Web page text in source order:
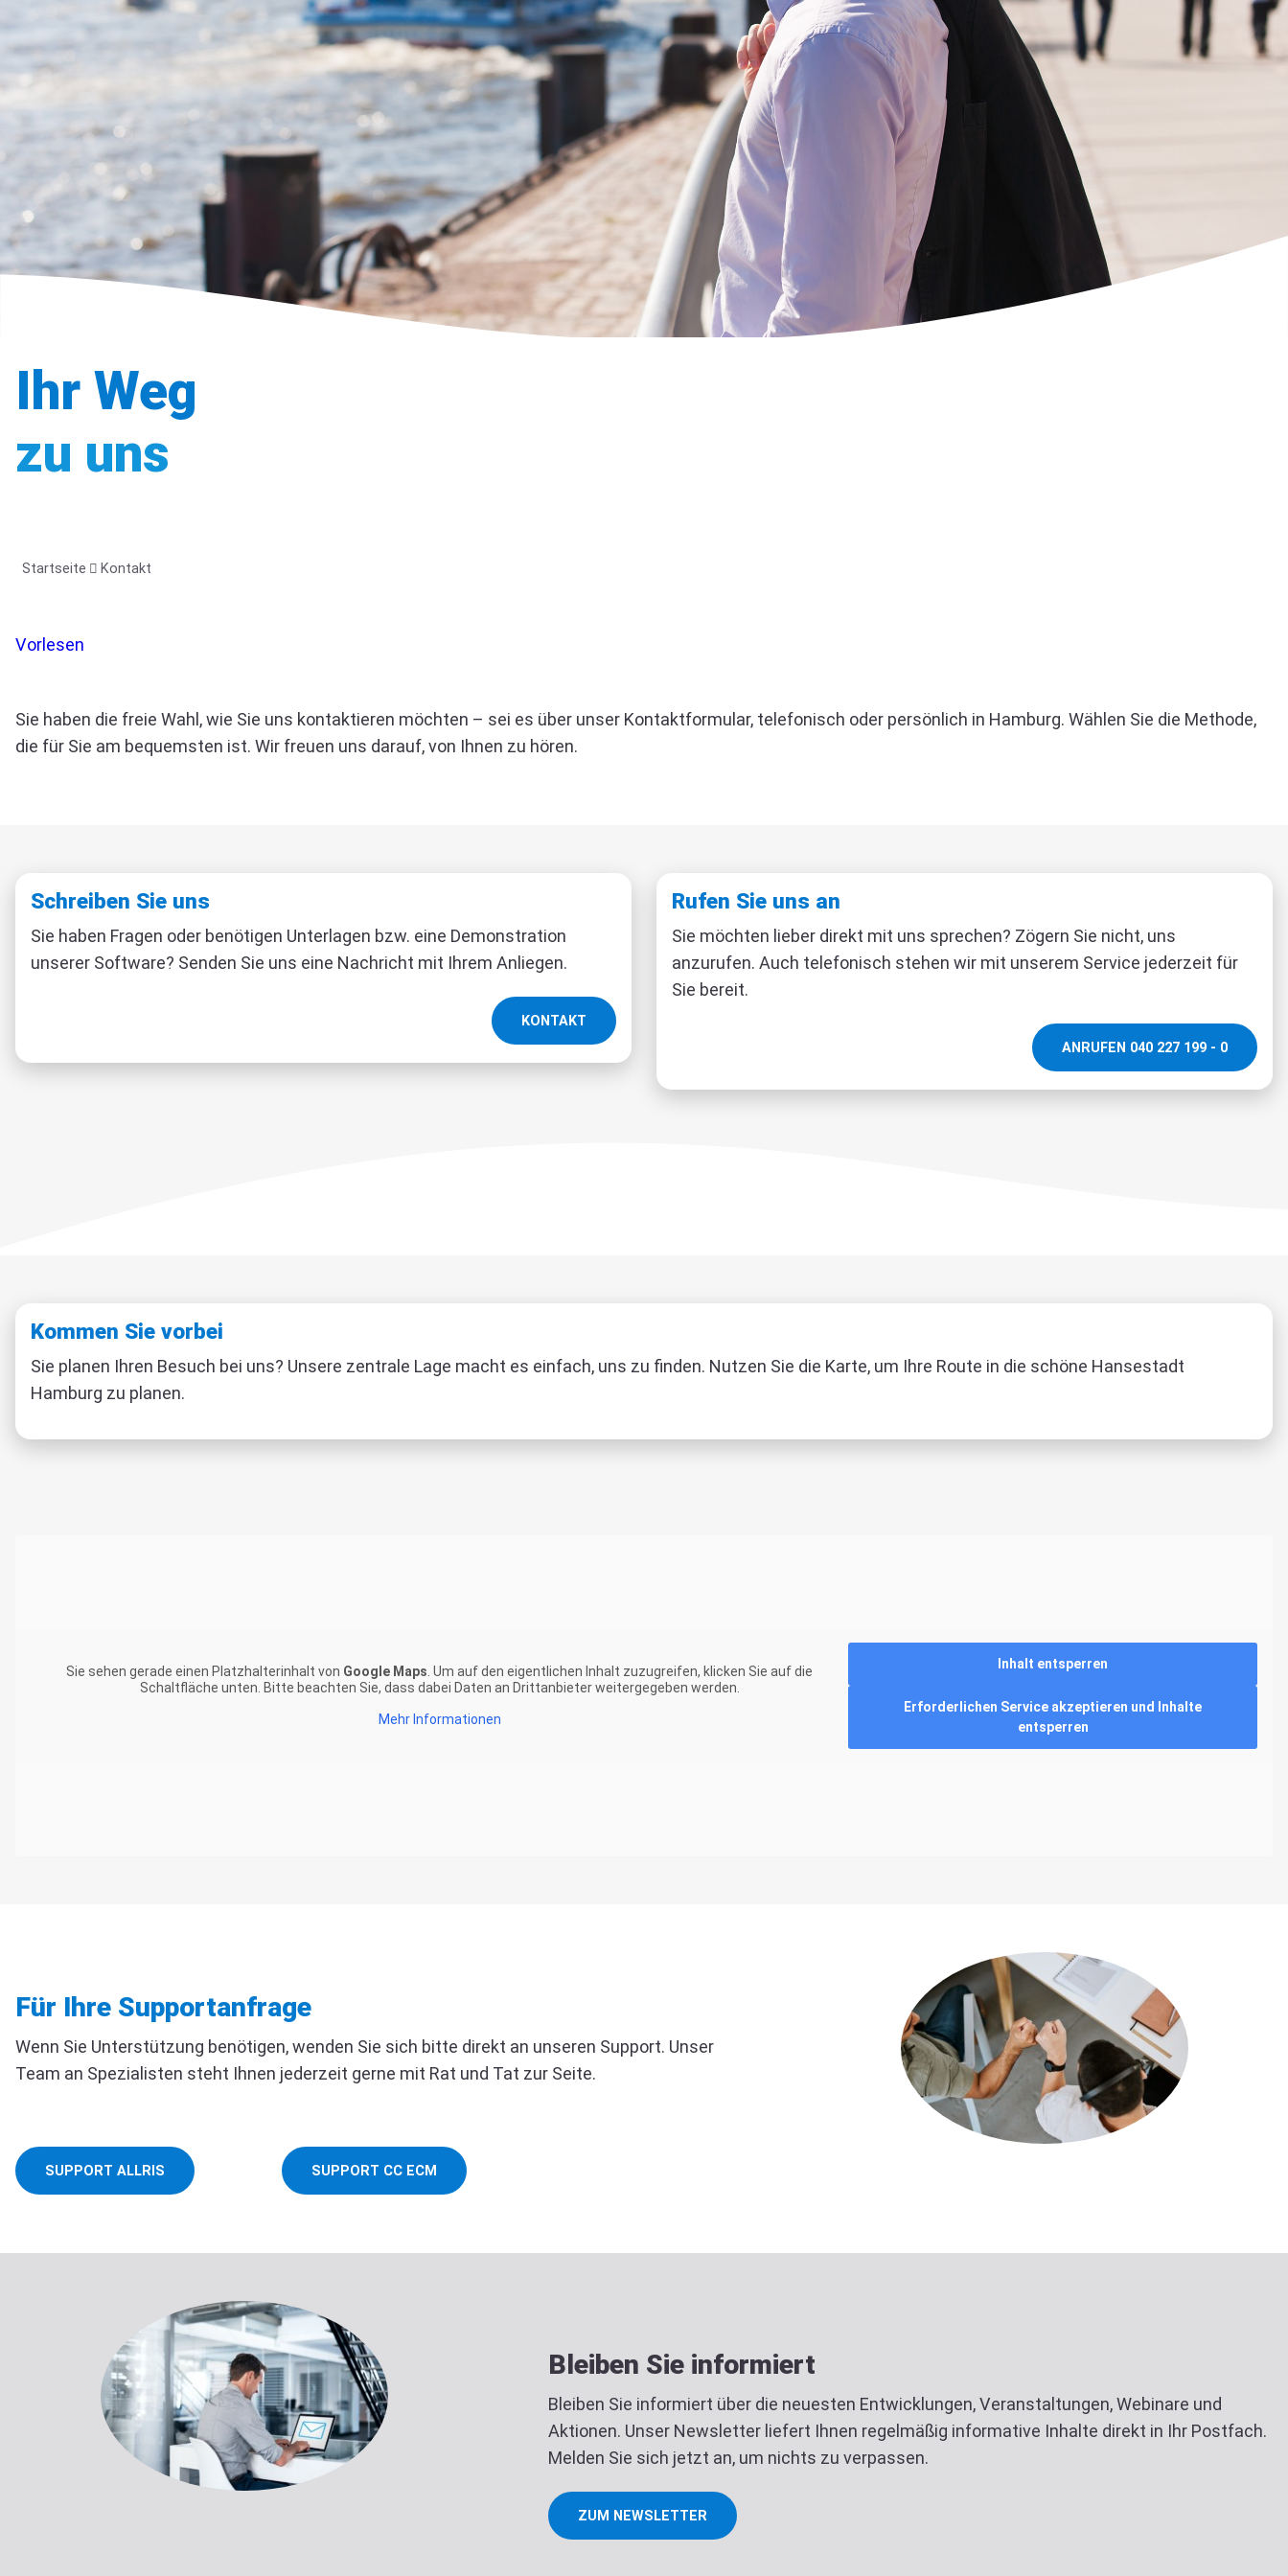
Ihr Weg
zu uns
Startseite Kontakt
Vorlesen
Sie haben die freie Wahl, wie Sie uns kontaktieren möchten – sei es über unser Kontaktformular, telefonisch oder persönlich in Hamburg. Wählen Sie die Methode,
die für Sie am bequemsten ist. Wir freuen uns darauf, von Ihnen zu hören.
Schreiben Sie uns
Sie haben Fragen oder benötigen Unterlagen bzw. eine Demonstration
unserer Software? Senden Sie uns eine Nachricht mit Ihrem Anliegen.
KONTAKT
Rufen Sie uns an
Sie möchten lieber direkt mit uns sprechen? Zögern Sie nicht, uns
anzurufen. Auch telefonisch stehen wir mit unserem Service jederzeit für
Sie bereit.
ANRUFEN 040 227 199 - 0
Kommen Sie vorbei
Sie planen Ihren Besuch bei uns? Unsere zentrale Lage macht es einfach, uns zu finden. Nutzen Sie die Karte, um Ihre Route in die schöne Hansestadt
Hamburg zu planen.
Sie sehen gerade einen Platzhalterinhalt von Google Maps . Um auf den eigentlichen Inhalt zuzugreifen, klicken Sie auf die
Schaltfläche unten. Bitte beachten Sie, dass dabei Daten an Drittanbieter weitergegeben werden.
Mehr Informationen
Inhalt entsperren
Erforderlichen Service akzeptieren und Inhalte
entsperren
Für Ihre Supportanfrage
Wenn Sie Unterstützung benötigen, wenden Sie sich bitte direkt an unseren Support. Unser
Team an Spezialisten steht Ihnen jederzeit gerne mit Rat und Tat zur Seite.
SUPPORT ALLRIS SUPPORT CC ECM
Bleiben Sie informiert
Bleiben Sie informiert über die neuesten Entwicklungen, Veranstaltungen, Webinare und
Aktionen. Unser Newsletter liefert Ihnen regelmäßig informative Inhalte direkt in Ihr Postfach.
Melden Sie sich jetzt an, um nichts zu verpassen.
ZUM NEWSLETTER